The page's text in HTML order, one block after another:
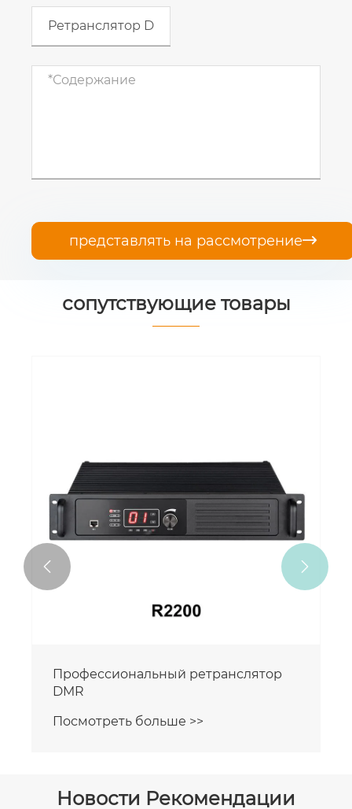
представлять на рассмотрение
сопутствующие товары
Профессиональный ретранслятор
DMR
Посмотреть больше >>
 
Новости Рекомендации